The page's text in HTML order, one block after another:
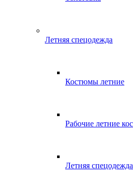
Летняя спецодежда
Костюмы летние
Рабочие летние
Летняя